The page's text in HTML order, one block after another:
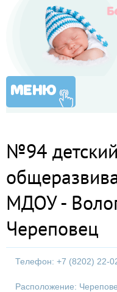
МЕНЮ
№94
МДОУ -
Череповец
Телефон: +7 (8202) 22-
Расположение: